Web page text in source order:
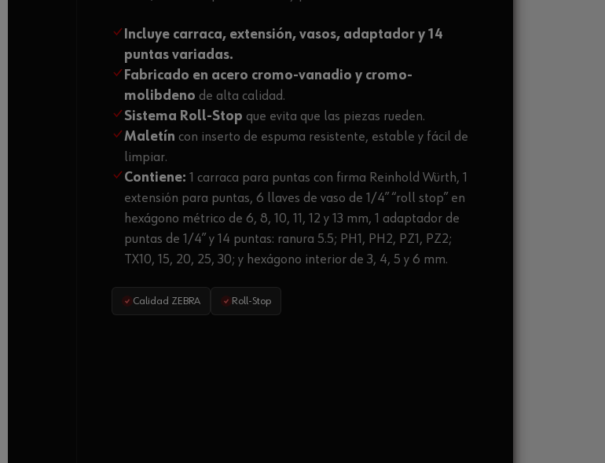
Incluye carraca, extensión, vasos, adaptador y 14
puntas variadas.
Fabricado en acero cromo-vanadio y cromo-
molibdeno de alta calidad.
Sistema Roll-Stop que evita que las piezas rueden.
Maletín con inserto de espuma resistente, estable y fácil de
limpiar.
Contiene: 1 carraca para puntas con firma Reinhold Würth, 1
extensión para puntas, 6 llaves de vaso de 1/4” “roll stop” en
hexágono métrico de 6, 8, 10, 11, 12 y 13 mm, 1 adaptador de
puntas de 1/4” y 14 puntas: ranura 5.5; PH1, PH2, PZ1, PZ2;
TX10, 15, 20, 25, 30; y hexágono interior de 3, 4, 5 y 6 mm.
Calidad ZEBRA Roll-Stop